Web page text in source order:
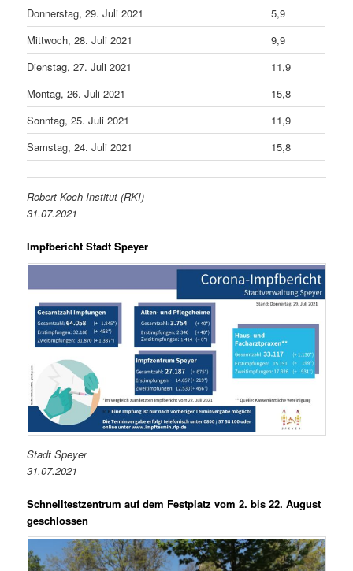
Donnerstag, 29. Juli 2021
5,9
Mittwoch, 28. Juli 2021
9,9
Dienstag, 27. Juli 2021
11,9
Montag, 26. Juli 2021
15,8
Sonntag, 25. Juli 2021
11,9
Samstag, 24. Juli 2021
15,8
Robert-Koch-Institut (RKI)
31.07.2021
Impfbericht Stadt Speyer
Stadt Speyer
31.07.2021
Schnelltestzentrum auf dem Festplatz vom 2. bis 22. August
geschlossen